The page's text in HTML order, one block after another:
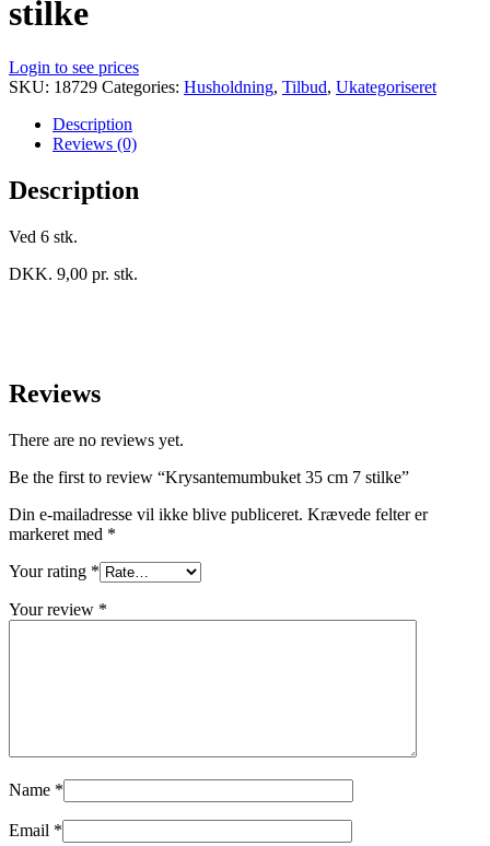
stilke
Login to see prices
SKU: 18729 Categories: Husholdning, Tilbud, Ukategoriseret
Description
Reviews (0)
Description
Ved 6 stk.
DKK. 9,00 pr. stk.
Reviews
There are no reviews yet.
Be the first to review “Krysantemumbuket 35 cm 7 stilke”
Din e-mailadresse vil ikke blive publiceret. Krævede felter er
markeret med *
Your rating *
Your review *
Name *
Email *